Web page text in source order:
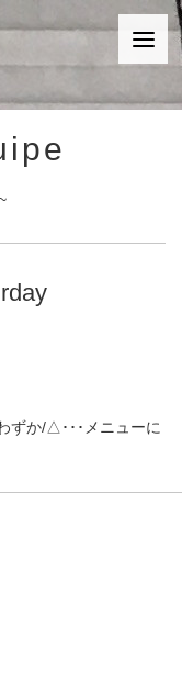
ずか/△･･･メニューに